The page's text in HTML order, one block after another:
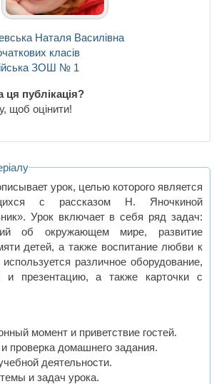
Наталя Василівна
класів
ЗОШ № 1
ця публікація?
щоб оцінити!
урок, целью которого является
с рассказом Н. Яночкиной
Урок включает в себя ряд задач:
об окружающем мире, развитие
детей, а также воспитание любви к
различное оборудование,
и презентацию, а также карточки с
момент и приветствие гостей.
проверка домашнего задания.
деятельности.
и задач урока.